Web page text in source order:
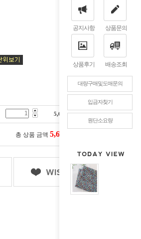
공지사항 상품문의
상품후기 배송조회
대량구매및도매문의
입금자찾기
원단소요량
5,600 원
총 상품 금액 5,600